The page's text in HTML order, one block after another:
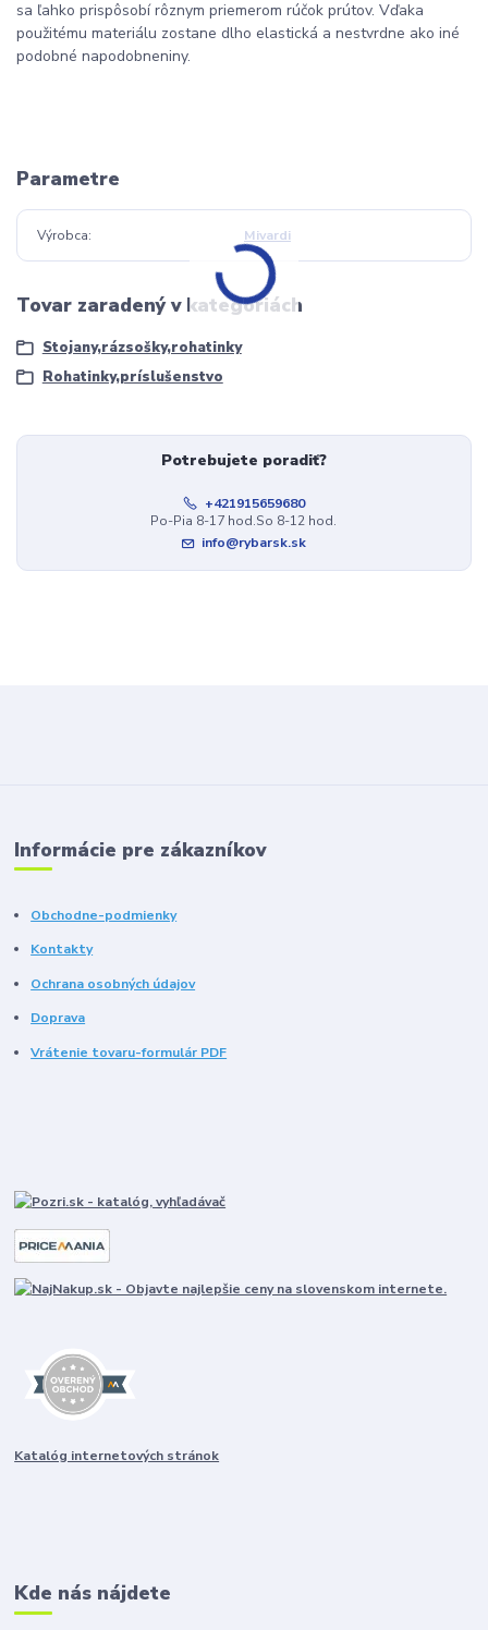
sa ľahko prispôsobí rôznym priemerom rúčok prútov. Vďaka
použitému materiálu zostane dlho elastická a nestvrdne ako iné
podobné napodobneniny.
Parametre
Výrobca Mivardi
Tovar zaradený v kategóriách
Stojany,rázsošky,rohatinky
Rohatinky,príslušenstvo
Potrebujete poradiť?
+421915659680
Po-Pia 8-17 hod.So 8-12 hod.
info@rybarsk.sk
Informácie pre zákazníkov
Obchodne-podmienky
Kontakty
Ochrana osobných údajov
Doprava
Vrátenie tovaru-formulár PDF
Katalóg internetových stránok
Kde nás nájdete